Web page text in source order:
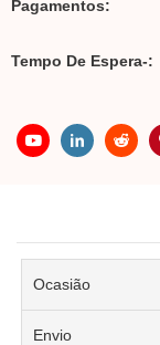
Pagamentos:
Tempo De Espera-:
Ocasião
Envio